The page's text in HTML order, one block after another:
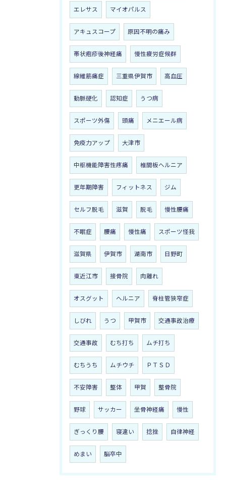
エレサス マイオパルス
アキュスコープ 原因不明の痛み
帯状疱疹後神経痛 慢性疲労症候群
線維筋痛症 三重県伊賀市 高血圧
動脈硬化 認知症 うつ病
スポーツ外傷 頭痛 メニエール病
免疫力アップ 大津市
中枢機能障害性疼痛 椎間板ヘルニア
更年期障害 フィットネス ジム
セルフ脱毛 滋賀 脱毛 慢性腰痛
不眠症 腰痛 慢性痛 スポーツ怪我
滋賀県 伊賀市 湖南市 日野町
東近江市 接骨院 肉離れ
オスグット ヘルニア 脊柱管狭窄症
しびれ うつ 甲賀市 交通事故治療
交通事故 むち打ち ムチ打ち
むちうち ムチウチ ＰＴＳＤ
不安障害 整体 甲賀 整骨院
野球 サッカー 坐骨神経痛 慢性
ぎっくり腰 寝違い 捻挫 自律神経
めまい 脳卒中